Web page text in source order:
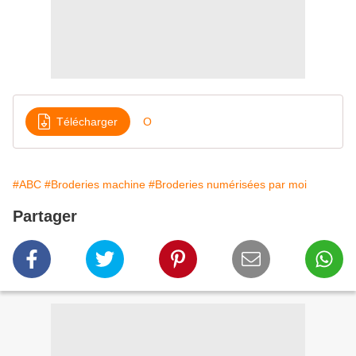
Télécharger O
#ABC #Broderies machine #Broderies numérisées par moi
Partager